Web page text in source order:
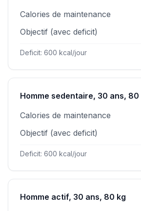
Calories de maintenance
Objectif (avec deficit)
Deficit: 600 kcal/jour
Homme sedentaire, 30 ans, 80
Calories de maintenance
Objectif (avec deficit)
Deficit: 600 kcal/jour
Homme actif, 30 ans, 80 kg